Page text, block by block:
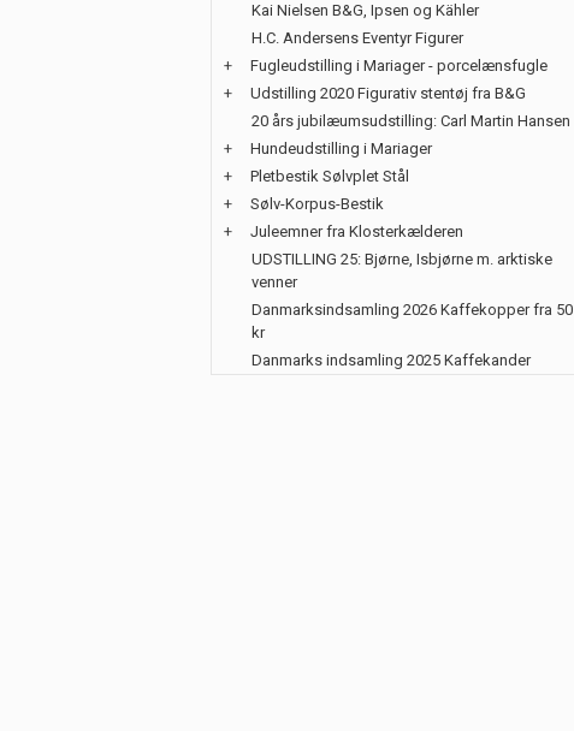
Kai Nielsen B&G, Ipsen og Kähler
H.C. Andersens Eventyr Figurer
+
Fugleudstilling i Mariager - porcelænsfugle
+
Udstilling 2020 Figurativ stentøj fra B&G
20 års jubilæumsudstilling: Carl Martin Hansen
+
Hundeudstilling i Mariager
+
Pletbestik Sølvplet Stål
+
Sølv-Korpus-Bestik
+
Juleemner fra Klosterkælderen
UDSTILLING 25: Bjørne, Isbjørne m. arktiske
venner
Danmarksindsamling 2026 Kaffekopper fra 50
kr
Danmarks indsamling 2025 Kaffekander